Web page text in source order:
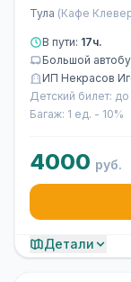
Тула (Кафе
В пути: 17ч.
Большой
ИП Некрасов
Детский билет:
Багаж: 1 ед. - 10%
4000 руб.
Детали